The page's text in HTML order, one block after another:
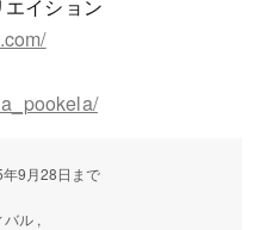
イション
9月28日まで
ル ,